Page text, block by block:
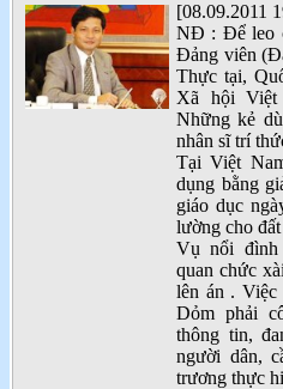
[08.09.2011
NĐ : Để leo
Đảng viên
Thực tại,
Xã hội Việt
Những kẻ
nhân sĩ trí
Tại Việt
dụng bằng
giáo dục
lường cho
Vụ nổi đình
quan chức
lên án .
Dỏm phải
thông tin,
người dân,
trương thực